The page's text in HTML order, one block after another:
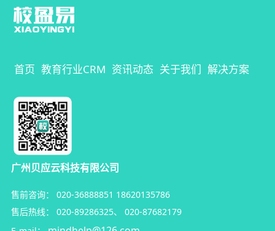
首页 教育行业CRM 资讯动态 关于我们 解决方案
广州贝应云科技有限公司
售前咨询： 020-36888851 18620135786
售后热线：
020-89286325、 020-87682179